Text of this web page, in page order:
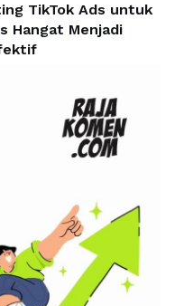
TikTok Ads untuk
Hangat Menjadi